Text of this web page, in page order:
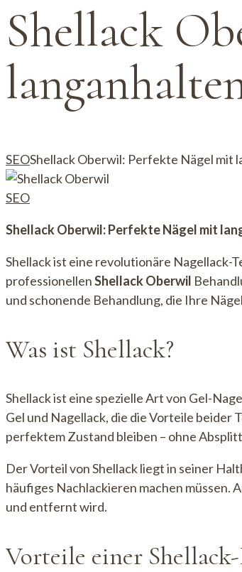
Shellack
SEOShellack Oberwil: Perfekte Nägel mit
SEO
Shellack Oberwil: Perfekte Nägel mit
Shellack ist eine revolutionäre Nagellack-
professionellenShellack Oberwil
und schonende Behandlung, die Ihre
Was ist Shellack?
Shellack ist eine spezielle Art von Gel-
Gel und Nagellack, die die Vorteile beider
perfektem Zustand bleiben – ohne
Der Vorteil von Shellack liegt in seiner
häufiges Nachlackieren machen müssen.
und entfernt wird.
Vorteile einer